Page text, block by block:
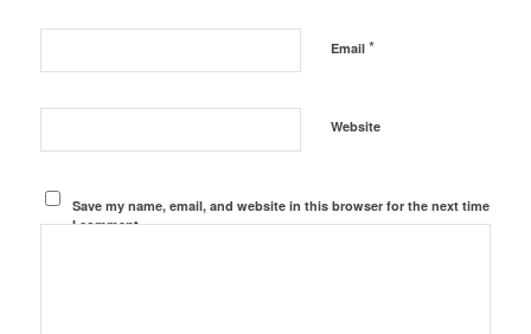
Email *
Website
Save my name, email, and website in this browser for the next time
I comment.